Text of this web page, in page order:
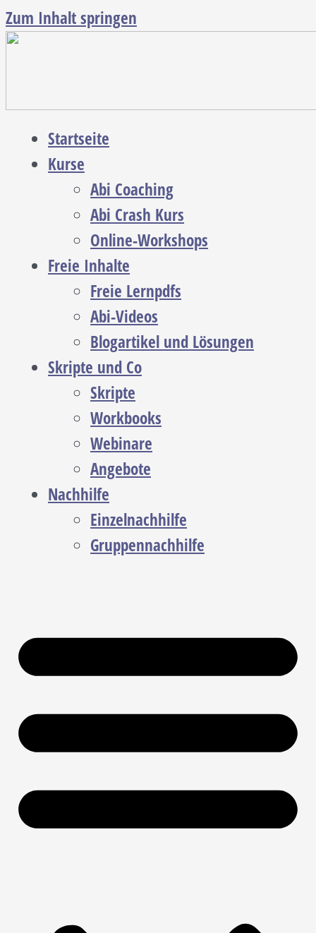
Zum Inhalt springen
Startseite
Kurse
Abi Coaching
Abi Crash Kurs
Online-Workshops
Freie Inhalte
Freie Lernpdfs
Abi-Videos
Blogartikel und Lösungen
Skripte und Co
Skripte
Workbooks
Webinare
Angebote
Nachhilfe
Einzelnachhilfe
Gruppennachhilfe